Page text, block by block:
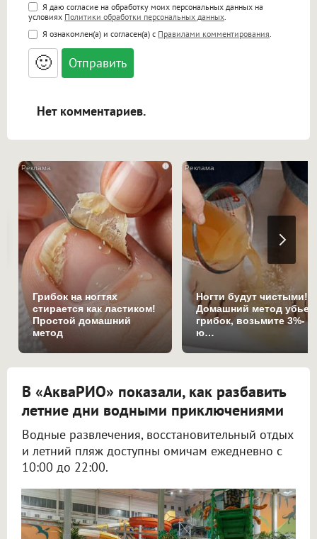
Поддержка HTML
<b>, <strong>, <u>, <i>, <em>, <s>, <big>,
<small>, <sup>, <sub>, <pre>, <ul>, <ol>, <li>,
<blockquote>, <code> экранирует HTML,
адреса URL автоматически становятся
ссылками, и [img]адрес[/img] будет
Я даю согласие на обработку моих персональных данных на
условиях Политики обработки персональных данных.
Я ознакомлен(а) и согласен(а) с Правилами комментирования.
🙂
Нет комментариев.
i
Грибок на ногтях
стирается как ластиком!
Простой домашний
метод
Ногти будут чистыми!
Домашний метод убьет
грибок, возьмите 3%-
ю…
В «АкваРИО» показали, как разбавить
летние дни водными приключениями
Водные развлечения, восстановительный отдых
и летний пляж доступны омичам ежедневно с
10:00 до 22:00.